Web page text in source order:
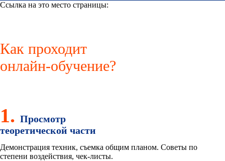
Ссылка на это место страницы:
Как проходит
онлайн-обучение?
1. Просмотр
теоретической части
Демонстрация техник, съемка общим планом. Советы по
степени воздействия, чек-листы.